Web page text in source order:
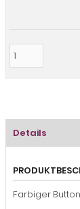
Details
Farbiger